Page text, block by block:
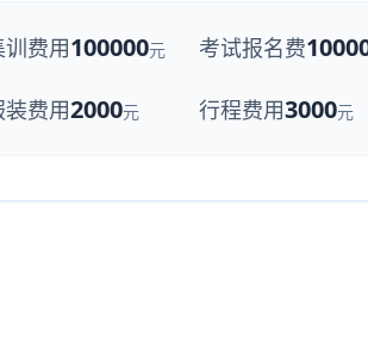
训费用100000元 考试报名费
装费用2000元 行程费用3000元